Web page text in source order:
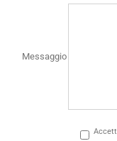
Messaggio